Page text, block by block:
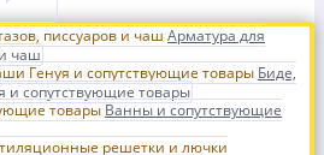
Арматура для
чаш
Биде,
и сопутствующие товары
Ванны и сопутствующие